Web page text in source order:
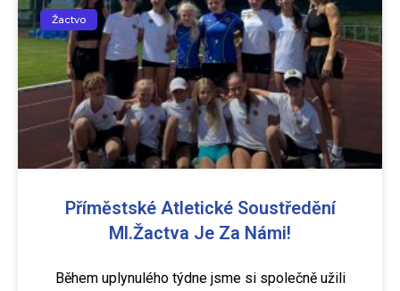
Žactvo
Příměstské Atletické Soustředění
Ml.žactva Je Za Námi!
Během uplynulého týdne jsme si společně užili